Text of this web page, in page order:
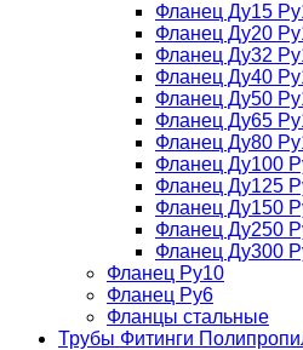
Фланец Ду15
Фланец Ду20
Фланец Ду32
Фланец Ду40
Фланец Ду50
Фланец Ду65
Фланец Ду80
Фланец Ду100
Фланец Ду125
Фланец Ду150
Фланец Ду250
Фланец Ду300
Фланец Ру10
Фланец Ру6
Фланцы стальные
Трубы Фитинги